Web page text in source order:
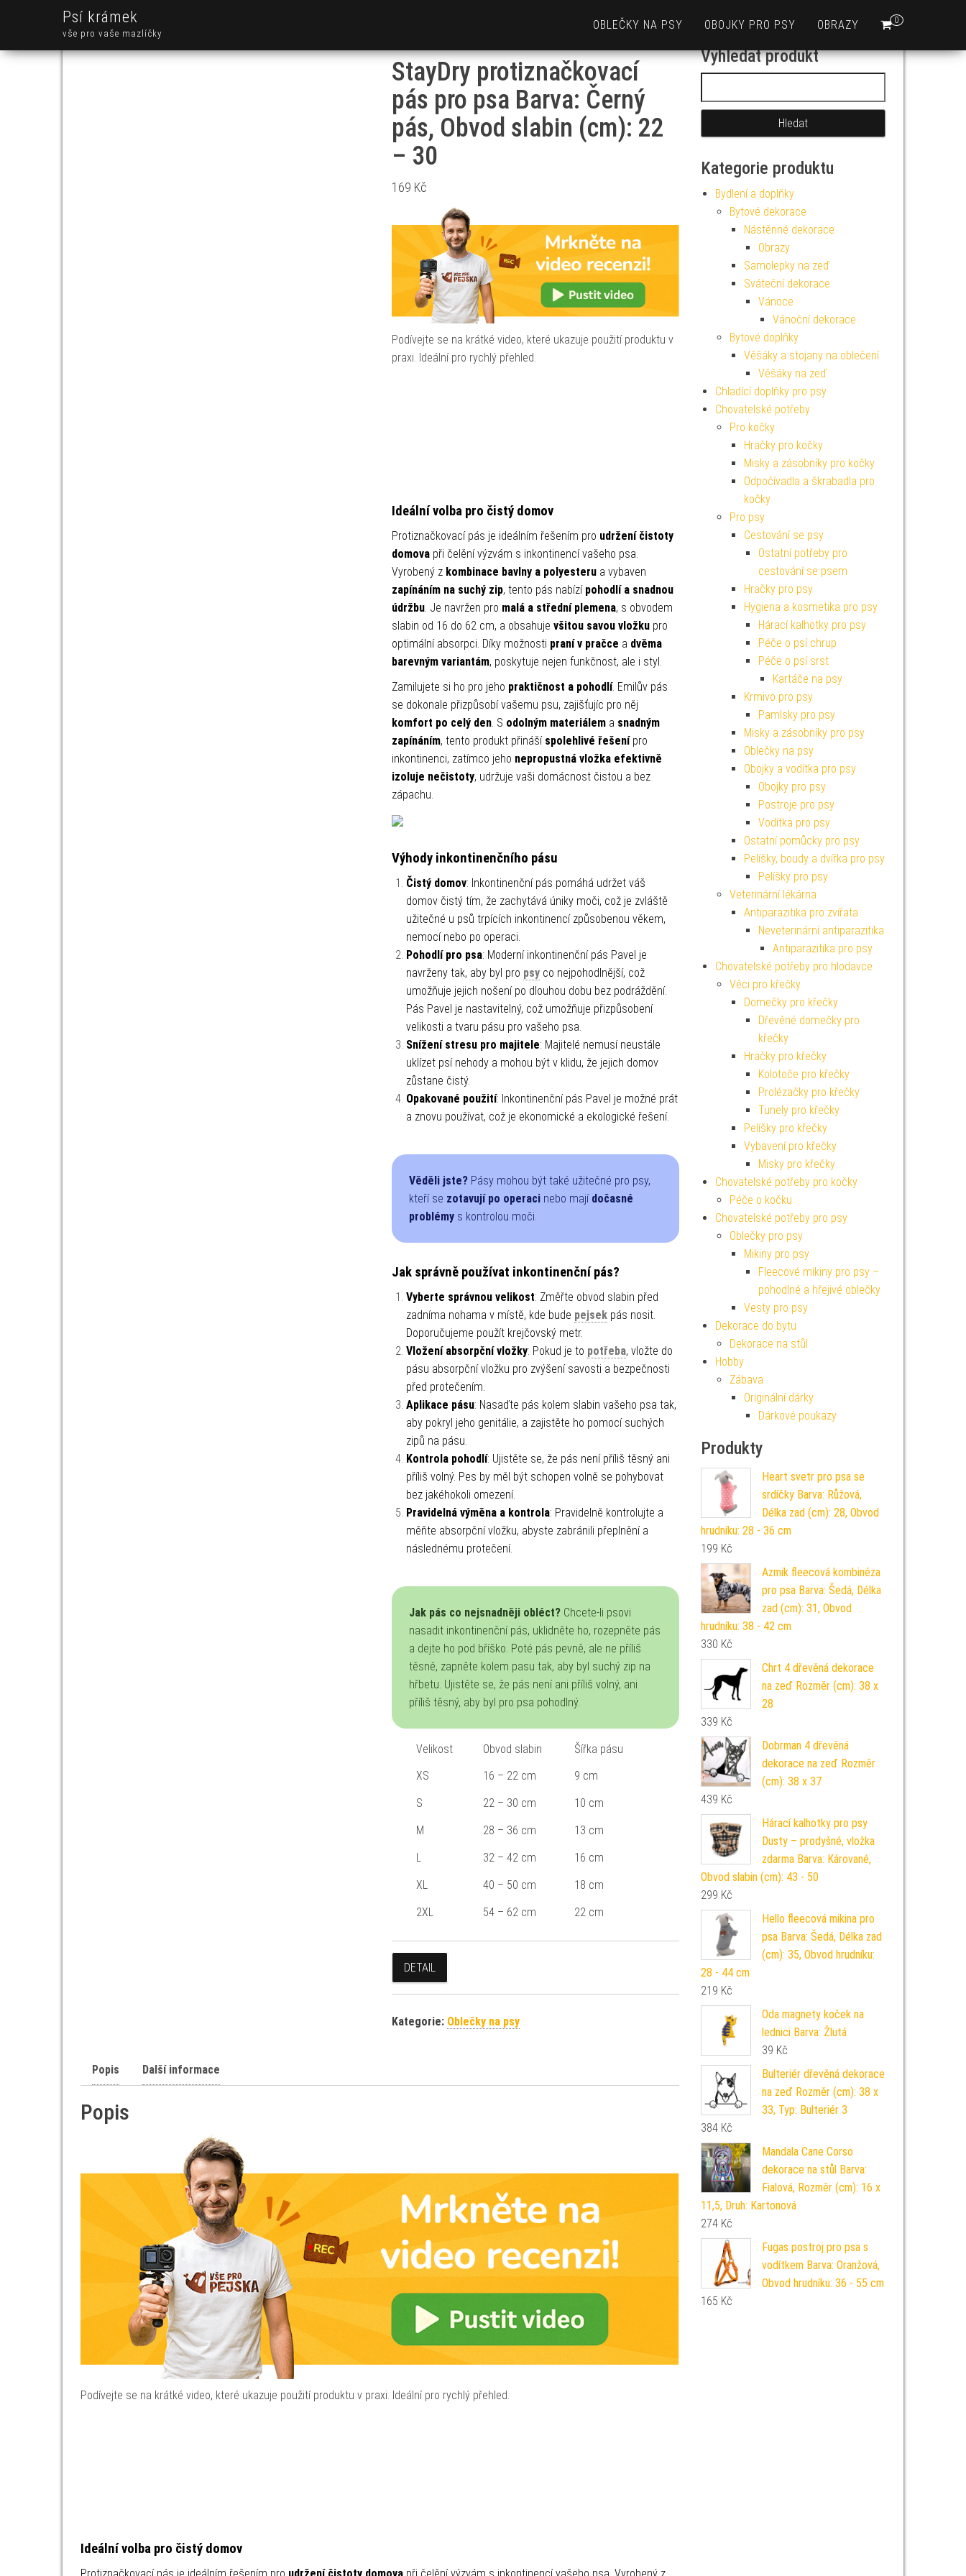
Psí krámek
vše pro vaše mazlíčky
0
OBLEČKY NA PSY OBOJKY PRO PSY OBRAZY
StayDry protiznačkovací
pás pro psa Barva: Černý
pás, Obvod slabin (cm): 22
– 30
169 Kč
Podívejte se na krátké video, které ukazuje použití produktu v
praxi. Ideální pro rychlý přehled.
Ideální volba pro čistý domov
Protiznačkovací pás je ideálním řešením pro udržení čistoty
domovapři čelění výzvám s inkontinencí vašeho psa.
Vyrobený z kombinace bavlny a polyesterua vybaven
zapínáním na suchý zip, tento pás nabízí pohodlí a snadnou
údržbu. Je navržen pro malá a střední plemena, s obvodem
slabin od 16 do 62 cm, a obsahuje všitou savou vložkupro
optimální absorpci. Díky možnosti praní v pračce a dvěma
barevným variantám, poskytuje nejen funkčnost, ale i styl.
Zamilujete si ho pro jeho praktičnost a pohodlí. Emilův pás
se dokonale přizpůsobí vašemu psu, zajišťujíc pro něj
komfort po celý den. S odolným materiálema snadným
zapínáním, tento produkt přináší spolehlivé řešenípro
inkontinenci, zatímco jeho nepropustná vložka efektivně
izoluje nečistoty, udržuje vaši domácnost čistou a bez
zápachu.
Výhody inkontinenčního pásu
Čistý domov: Inkontinenční pás pomáhá udržet váš
domov čistý tím, že zachytává úniky moči, což je zvláště
užitečné u psů trpících inkontinencí způsobenou věkem,
nemocí nebo po operaci.
Pohodlí pro psa: Moderní inkontinenční pás Pavel je
navrženy tak, aby byl pro psyco nejpohodlnější, což
umožňuje jejich nošení po dlouhou dobu bez podráždění.
Pás Pavel je nastavitelný, což umožňuje přizpůsobení
velikosti a tvaru pásu pro vašeho psa.
Snížení stresu pro majitele: Majitelé nemusí neustále
uklízet psí nehody a mohou být v klidu, že jejich domov
zůstane čistý.
Opakované použití: Inkontinenční pás Pavel je možné prát
a znovu používat, což je ekonomické a ekologické řešení.
Věděli jste?Pásy mohou být také užitečné pro psy,
kteří se zotavují po operacinebo mají dočasné
problémys kontrolou moči.
Jak správně používat inkontinenční pás?
Vyberte správnou velikost: Změřte obvod slabin před
zadníma nohama v místě, kde bude pejsekpás nosit.
Doporučujeme použít krejčovský metr.
Vložení absorpční vložky: Pokud je to potřeba, vložte do
pásu absorpční vložku pro zvýšení savosti a bezpečnosti
před protečením.
Aplikace pásu: Nasaďte pás kolem slabin vašeho psa tak,
aby pokryl jeho genitálie, a zajistěte ho pomocí suchých
zipů na pásu.
Kontrola pohodlí: Ujistěte se, že pás není příliš těsný ani
příliš volný. Pes by měl být schopen volně se pohybovat
bez jakéhokoli omezení.
Pravidelná výměna a kontrola: Pravidelně kontrolujte a
měňte absorpční vložku, abyste zabránili přeplnění a
následnému protečení.
Jak pás co nejsnadněji obléct? Chcete-li psovi
nasadit inkontinenční pás, uklidněte ho, rozepněte pás
a dejte ho pod bříško. Poté pás pevně, ale ne příliš
těsně, zapněte kolem pasu tak, aby byl suchý zip na
hřbetu. Ujistěte se, že pás není ani příliš volný, ani
příliš těsný, aby byl pro psa pohodlný.
Velikost Obvod slabin
Šířka pásu
XS
16 – 22 cm
9 cm
S
22 – 30 cm
10 cm
M
28 – 36 cm
13 cm
L
32 – 42 cm
16 cm
XL
40 – 50 cm
18 cm
2XL
54 – 62 cm 22 cm
DETAIL
Kategorie: Oblečky na psy
Popis Další informace
Popis
Podívejte se na krátké video, které ukazuje použití produktu v praxi. Ideální pro rychlý přehled.
Ideální volba pro čistý domov
Vyhledat produkt
Kategorie produktu
Bydlení a doplňky
Bytové dekorace
Nástěnné dekorace
Obrazy
Samolepky na zeď
Sváteční dekorace
Vánoce
Vánoční dekorace
Bytové doplňky
Věšáky a stojany na oblečení
Věšáky na zeď
Chladící doplňky pro psy
Chovatelské potřeby
Pro kočky
Hračky pro kočky
Misky a zásobníky pro kočky
Odpočívadla a škrabadla pro
kočky
Pro psy
Cestování se psy
Ostatní potřeby pro
cestování se psem
Hračky pro psy
Hygiena a kosmetika pro psy
Hárací kalhotky pro psy
Péče o psí chrup
Péče o psí srst
Kartáče na psy
Krmivo pro psy
Pamlsky pro psy
Misky a zásobníky pro psy
Oblečky na psy
Obojky a vodítka pro psy
Obojky pro psy
Postroje pro psy
Vodítka pro psy
Ostatní pomůcky pro psy
Pelíšky, boudy a dvířka pro psy
Pelíšky pro psy
Veterinární lékárna
Antiparazitika pro zvířata
Neveterinární antiparazitika
Antiparazitika pro psy
Chovatelské potřeby pro hlodavce
Věci pro křečky
Domečky pro křečky
Dřevěné domečky pro
křečky
Hračky pro křečky
Kolotoče pro křečky
Prolézačky pro křečky
Tunely pro křečky
Pelíšky pro křečky
Vybavení pro křečky
Misky pro křečky
Chovatelské potřeby pro kočky
Péče o kočku
Chovatelské potřeby pro psy
Oblečky pro psy
Mikiny pro psy
Fleecové mikiny pro psy –
pohodlné a hřejivé oblečky
Vesty pro psy
Dekorace do bytu
Dekorace na stůl
Hobby
Zábava
Originální dárky
Dárkové poukazy
Produkty
Heart svetr pro psa se
srdíčky Barva: Růžová,
Délka zad (cm): 28, Obvod
hrudníku: 28 - 36 cm
199 Kč
Azmik fleecová kombinéza
pro psa Barva: Šedá, Délka
zad (cm): 31, Obvod
hrudníku: 38 - 42 cm
330 Kč
Chrt 4 dřevěná dekorace
na zeď Rozměr (cm): 38 x
28
339 Kč
Dobrman 4 dřevěná
dekorace na zeď Rozměr
(cm): 38 x 37
439 Kč
Hárací kalhotky pro psy
Dusty – prodyšné, vložka
zdarma Barva: Kárované,
Obvod slabin (cm): 43 - 50
299 Kč
Hello fleecová mikina pro
psa Barva: Šedá, Délka zad
(cm): 35, Obvod hrudníku:
28 - 44 cm
219 Kč
Oda magnety koček na
lednici Barva: Žlutá
39 Kč
Bulteriér dřevěná dekorace
na zeď Rozměr (cm): 38 x
33, Typ: Bulteriér 3
384 Kč
Mandala Cane Corso
dekorace na stůl Barva:
Fialová, Rozměr (cm): 16 x
11,5, Druh: Kartonová
274 Kč
Fugas postroj pro psa s
vodítkem Barva: Oranžová,
Obvod hrudníku: 36 - 55 cm
165 Kč